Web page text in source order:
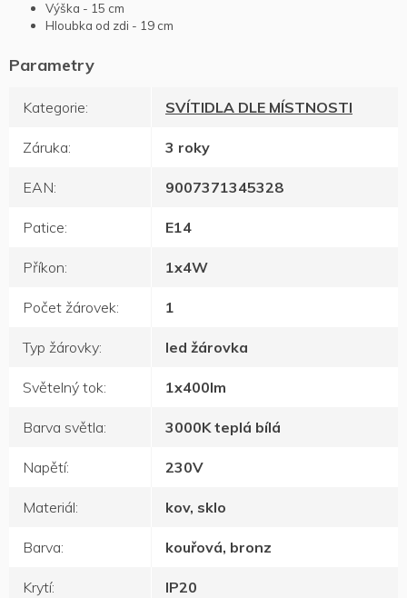
Výška - 15 cm
Hloubka od zdi - 19 cm
Kategorie: SVÍTIDLA DLE MÍSTNOSTI
Záruka: 3 roky
EAN: 9007371345328
Patice: E14
Příkon: 1x4W
Počet žárovek: 1
Typ žárovky: led žárovka
Světelný tok: 1x400lm
Barva světla: 3000K teplá bílá
Napětí: 230V
Materiál: kov, sklo
Barva: kouřová, bronz
Krytí: IP20